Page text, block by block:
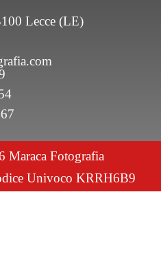
Lecce (LE)
Fotografia
Univoco KRRH6B9